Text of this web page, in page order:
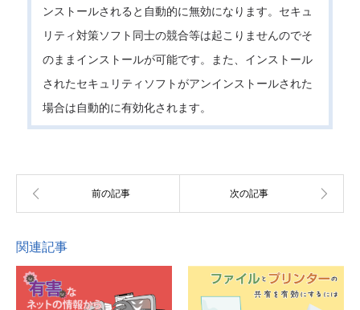
ンストールされると自動的に無効になります。セキュ
リティ対策ソフト同士の競合等は起こりませんのでそ
のままインストールが可能です。また、インストール
されたセキュリティソフトがアンインストールされた
場合は自動的に有効化されます。
関連記事